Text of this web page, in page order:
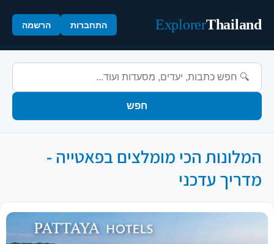
Thailand
Explorer התחברות הרשמה
חפש
המלונות הכי מומלצים בפאטייה -
מדריך עדכני